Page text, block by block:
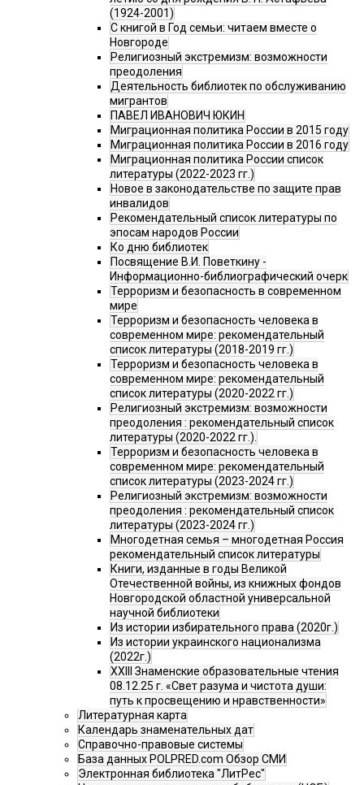
(1924-2001)
С книгой в Год семьи: читаем вместе о
Новгороде
Религиозный экстремизм: возможности
преодоления
Деятельность библиотек по обслуживанию
мигрантов
ПАВЕЛ ИВАНОВИЧ ЮКИН
Миграционная политика России в 2015 году
Миграционная политика России в 2016 году
Миграционная политика России список
литературы (2022-2023 гг.)
Новое в законодательстве по защите прав
инвалидов
Рекомендательный список литературы по
эпосам народов России
Ко дню библиотек
Посвящение В.И. Поветкину -
Информационно-библиографический очерк
Терроризм и безопасность в современном
мире
Терроризм и безопасность человека в
современном мире: рекомендательный
список литературы (2018-2019 гг.)
Терроризм и безопасность человека в
современном мире: рекомендательный
список литературы (2020-2022 гг.)
Религиозный экстремизм: возможности
преодоления : рекомендательный список
литературы (2020-2022 гг.).
Терроризм и безопасность человека в
современном мире: рекомендательный
список литературы (2023-2024 гг.)
Религиозный экстремизм: возможности
преодоления : рекомендательный список
литературы (2023-2024 гг.)
Многодетная семья – многодетная Россия
рекомендательный список литературы
Книги, изданные в годы Великой
Отечественной войны, из книжных фондов
Новгородской областной универсальной
научной библиотеки
Из истории избирательного права (2020г.)
Из истории украинского национализма
(2022г.)
XXIII Знаменские образовательные чтения
08.12.25 г. «Свет разума и чистота души:
путь к просвещению и нравственности»
Литературная карта
Календарь знаменательных дат
Справочно-правовые системы
База данных POLPRED.com Обзор СМИ
Электронная библиотека "ЛитРес"